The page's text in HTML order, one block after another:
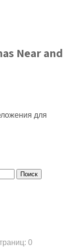
Near and
для
Поиск
0